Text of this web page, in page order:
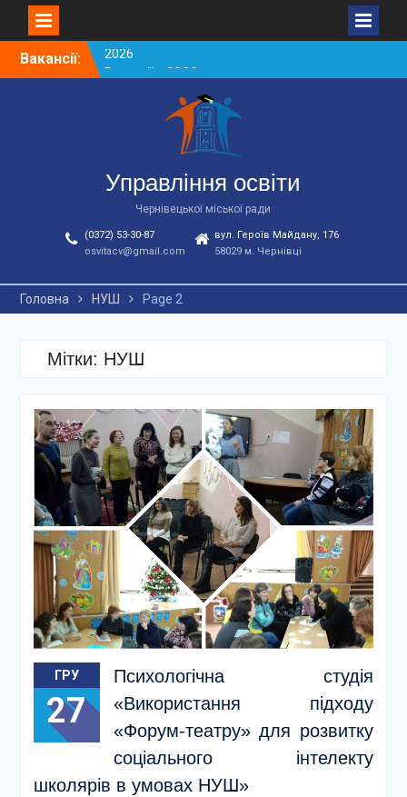
SkipВакансії:
Вакансії ЗЗСО червень
2026
Вакансії у ЗДО та
дошкільних підрозділах
ЗЗСО станом на
01.08.2026 р.
Вакансії ЗЗСО серпень
2026
Управління освіти
Чернівецької міської ради
(0372) 53-30-87
osvitacv@gmail.com
вул. Героїв Майдану, 176
58029 м. Чернівці
Головна НУШ Page 2
Мітки: НУШ
ГРУ
27
Психологічна студія
«Використання підходу
«Форум-театру» для розвитку
соціального інтелекту
школярів в умовах НУШ»